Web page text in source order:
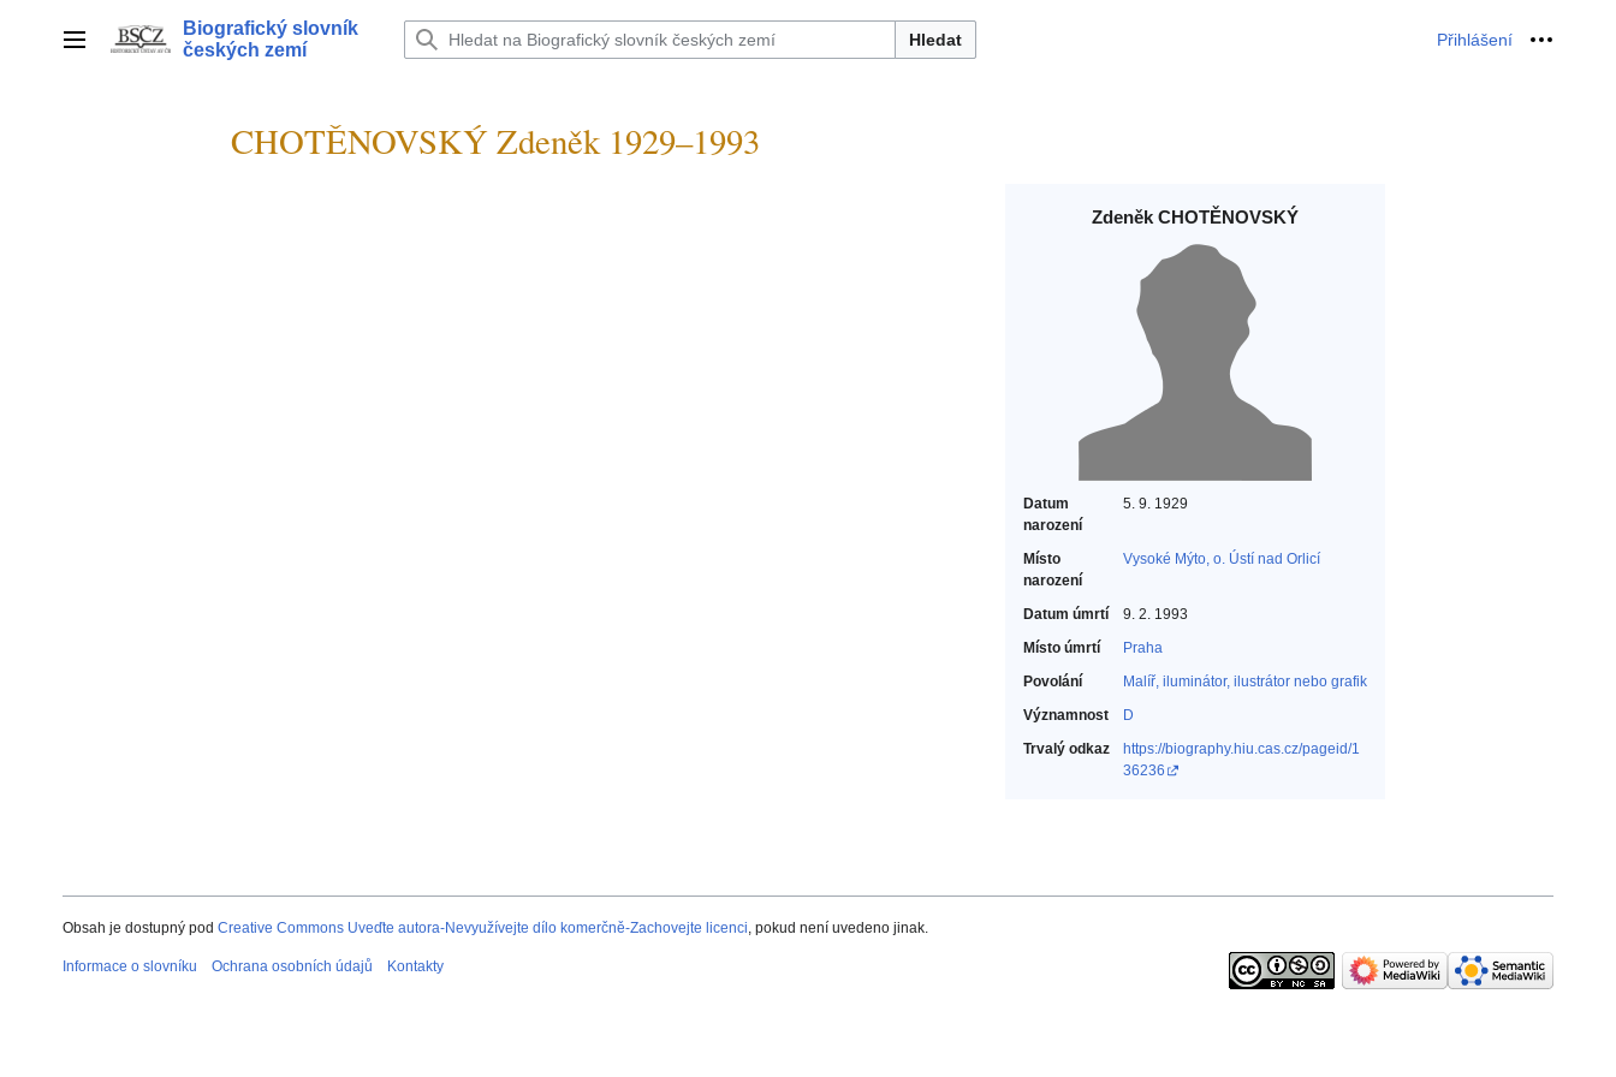
Hlavní menu
Biografický slovník
českých zemí
Hledat Přihlášení Osobní
CHOTĚNOVSKÝ Zdeněk 1929–1993
Zdeněk CHOTĚNOVSKÝ
Datum
narození
5. 9. 1929
Místo
narození
Vysoké Mýto, o. Ústí nad Orlicí
Datum úmrtí
9. 2. 1993
Místo úmrtí
Praha
Povolání
Malíř, iluminátor, ilustrátor nebo grafik‎
Významnost
D
Trvalý odkaz
https://biography.hiu.cas.cz/pageid/1
36236
Obsah je dostupný pod Creative Commons Uveďte autora-Nevyužívejte dílo komerčně-Zachovejte licenci, pokud není uvedeno jinak.
Informace o slovníku Ochrana osobních údajů Kontakty